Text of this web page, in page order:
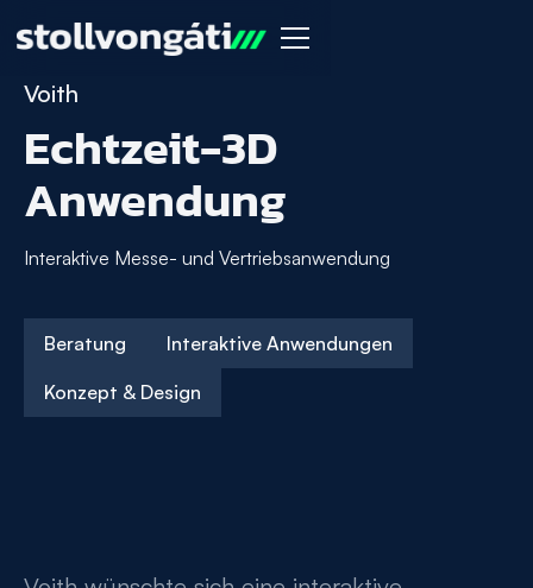
Voith
Echtzeit-3D
Anwendung
Interaktive Messe- und Vertriebsanwendung
Beratung Interaktive Anwendungen
Konzept & Design